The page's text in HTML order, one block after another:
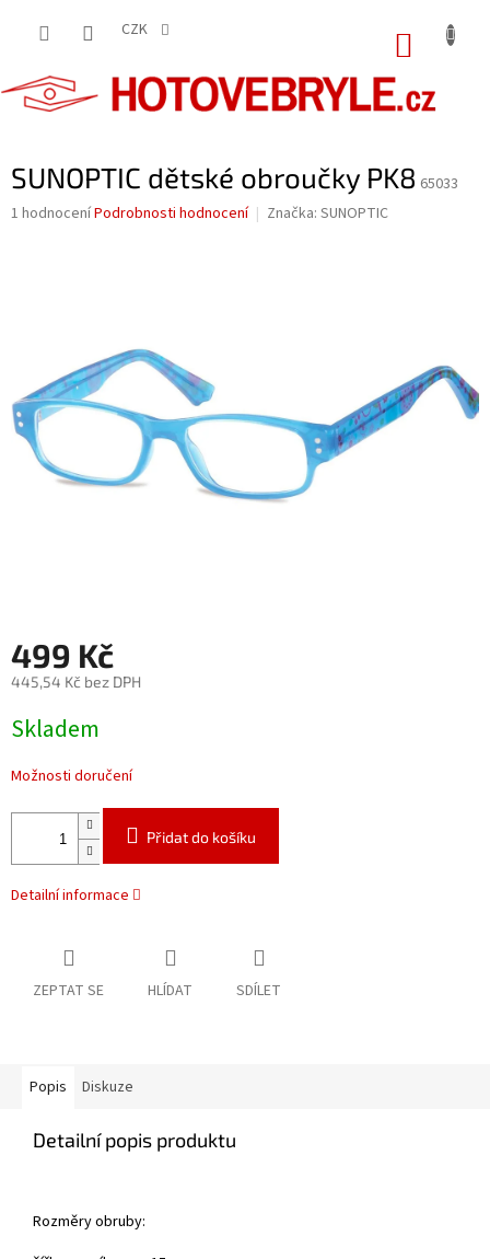
CZK
SUNOPTIC dětské obroučky PK8 65033
Průměrné
1 hodnoceníPodrobnosti hodnocení Značka: SUNOPTIC
499 Kč
445,54 Kč bez DPH
cena:
Skladem
Možnosti doručení
Přidat do košíku
Detailní informace
ZEPTAT SE HLÍDAT SDÍLET
Popis Diskuze
Detailní popis produktu
Rozměry obruby: